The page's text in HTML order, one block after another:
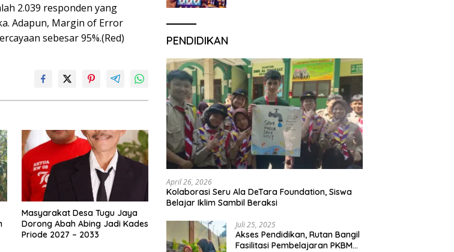
2.039 responden yang
Adapun, Margin of Error
sebesar 95%.(Red)
Masyarakat Desa Tugu Jaya
Dorong Abah Abing Jadi Kades
Priode 2027 – 2033
PENDIDIKAN
April 26, 2026
Kolaborasi Seru Ala DeTara Foundation, Siswa
Belajar Iklim Sambil Beraksi
Juli 25, 2025
Akses Pendidikan, Rutan Bangil
Fasilitasi Pembelajaran PKBM